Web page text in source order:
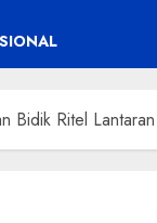
Bidik Ritel